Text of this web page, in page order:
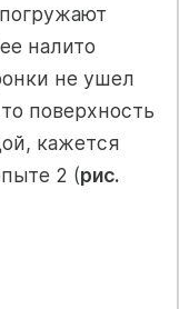
налито
не ушел
поверхность
кажется
2 (рис.